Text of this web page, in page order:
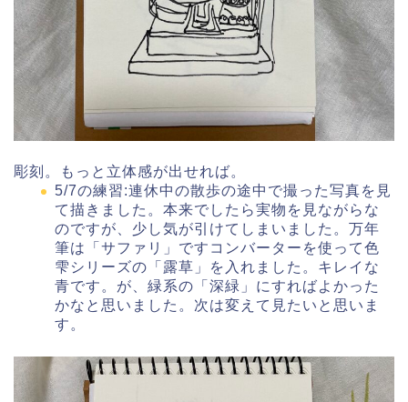
彫刻。もっと立体感が出せれば。
5/7の練習:連休中の散歩の途中で撮った写真を見
て描きました。本来でしたら実物を見ながらな
のですが、少し気が引けてしまいました。万年
筆は「サファリ」ですコンバーターを使って色
雫シリーズの「露草」を入れました。キレイな
青です。が、緑系の「深緑」にすればよかった
かなと思いました。次は変えて見たいと思いま
す。